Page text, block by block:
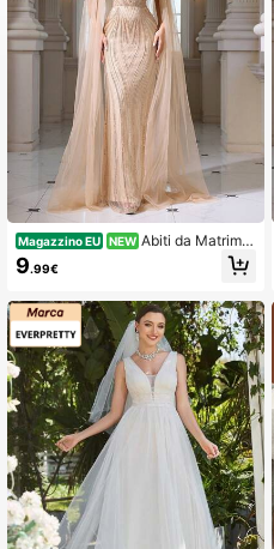
Magazzino EU NEW Abiti da Matrimo
nio
9.99€